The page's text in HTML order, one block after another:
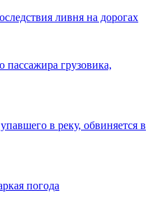
ливня на дорогах
пассажира грузовика,
в реку, обвиняется в
погода